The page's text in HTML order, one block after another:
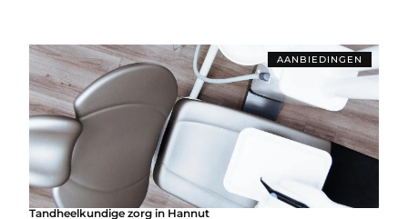
AANBIEDINGEN
Tandheelkundige zorg in Hannut